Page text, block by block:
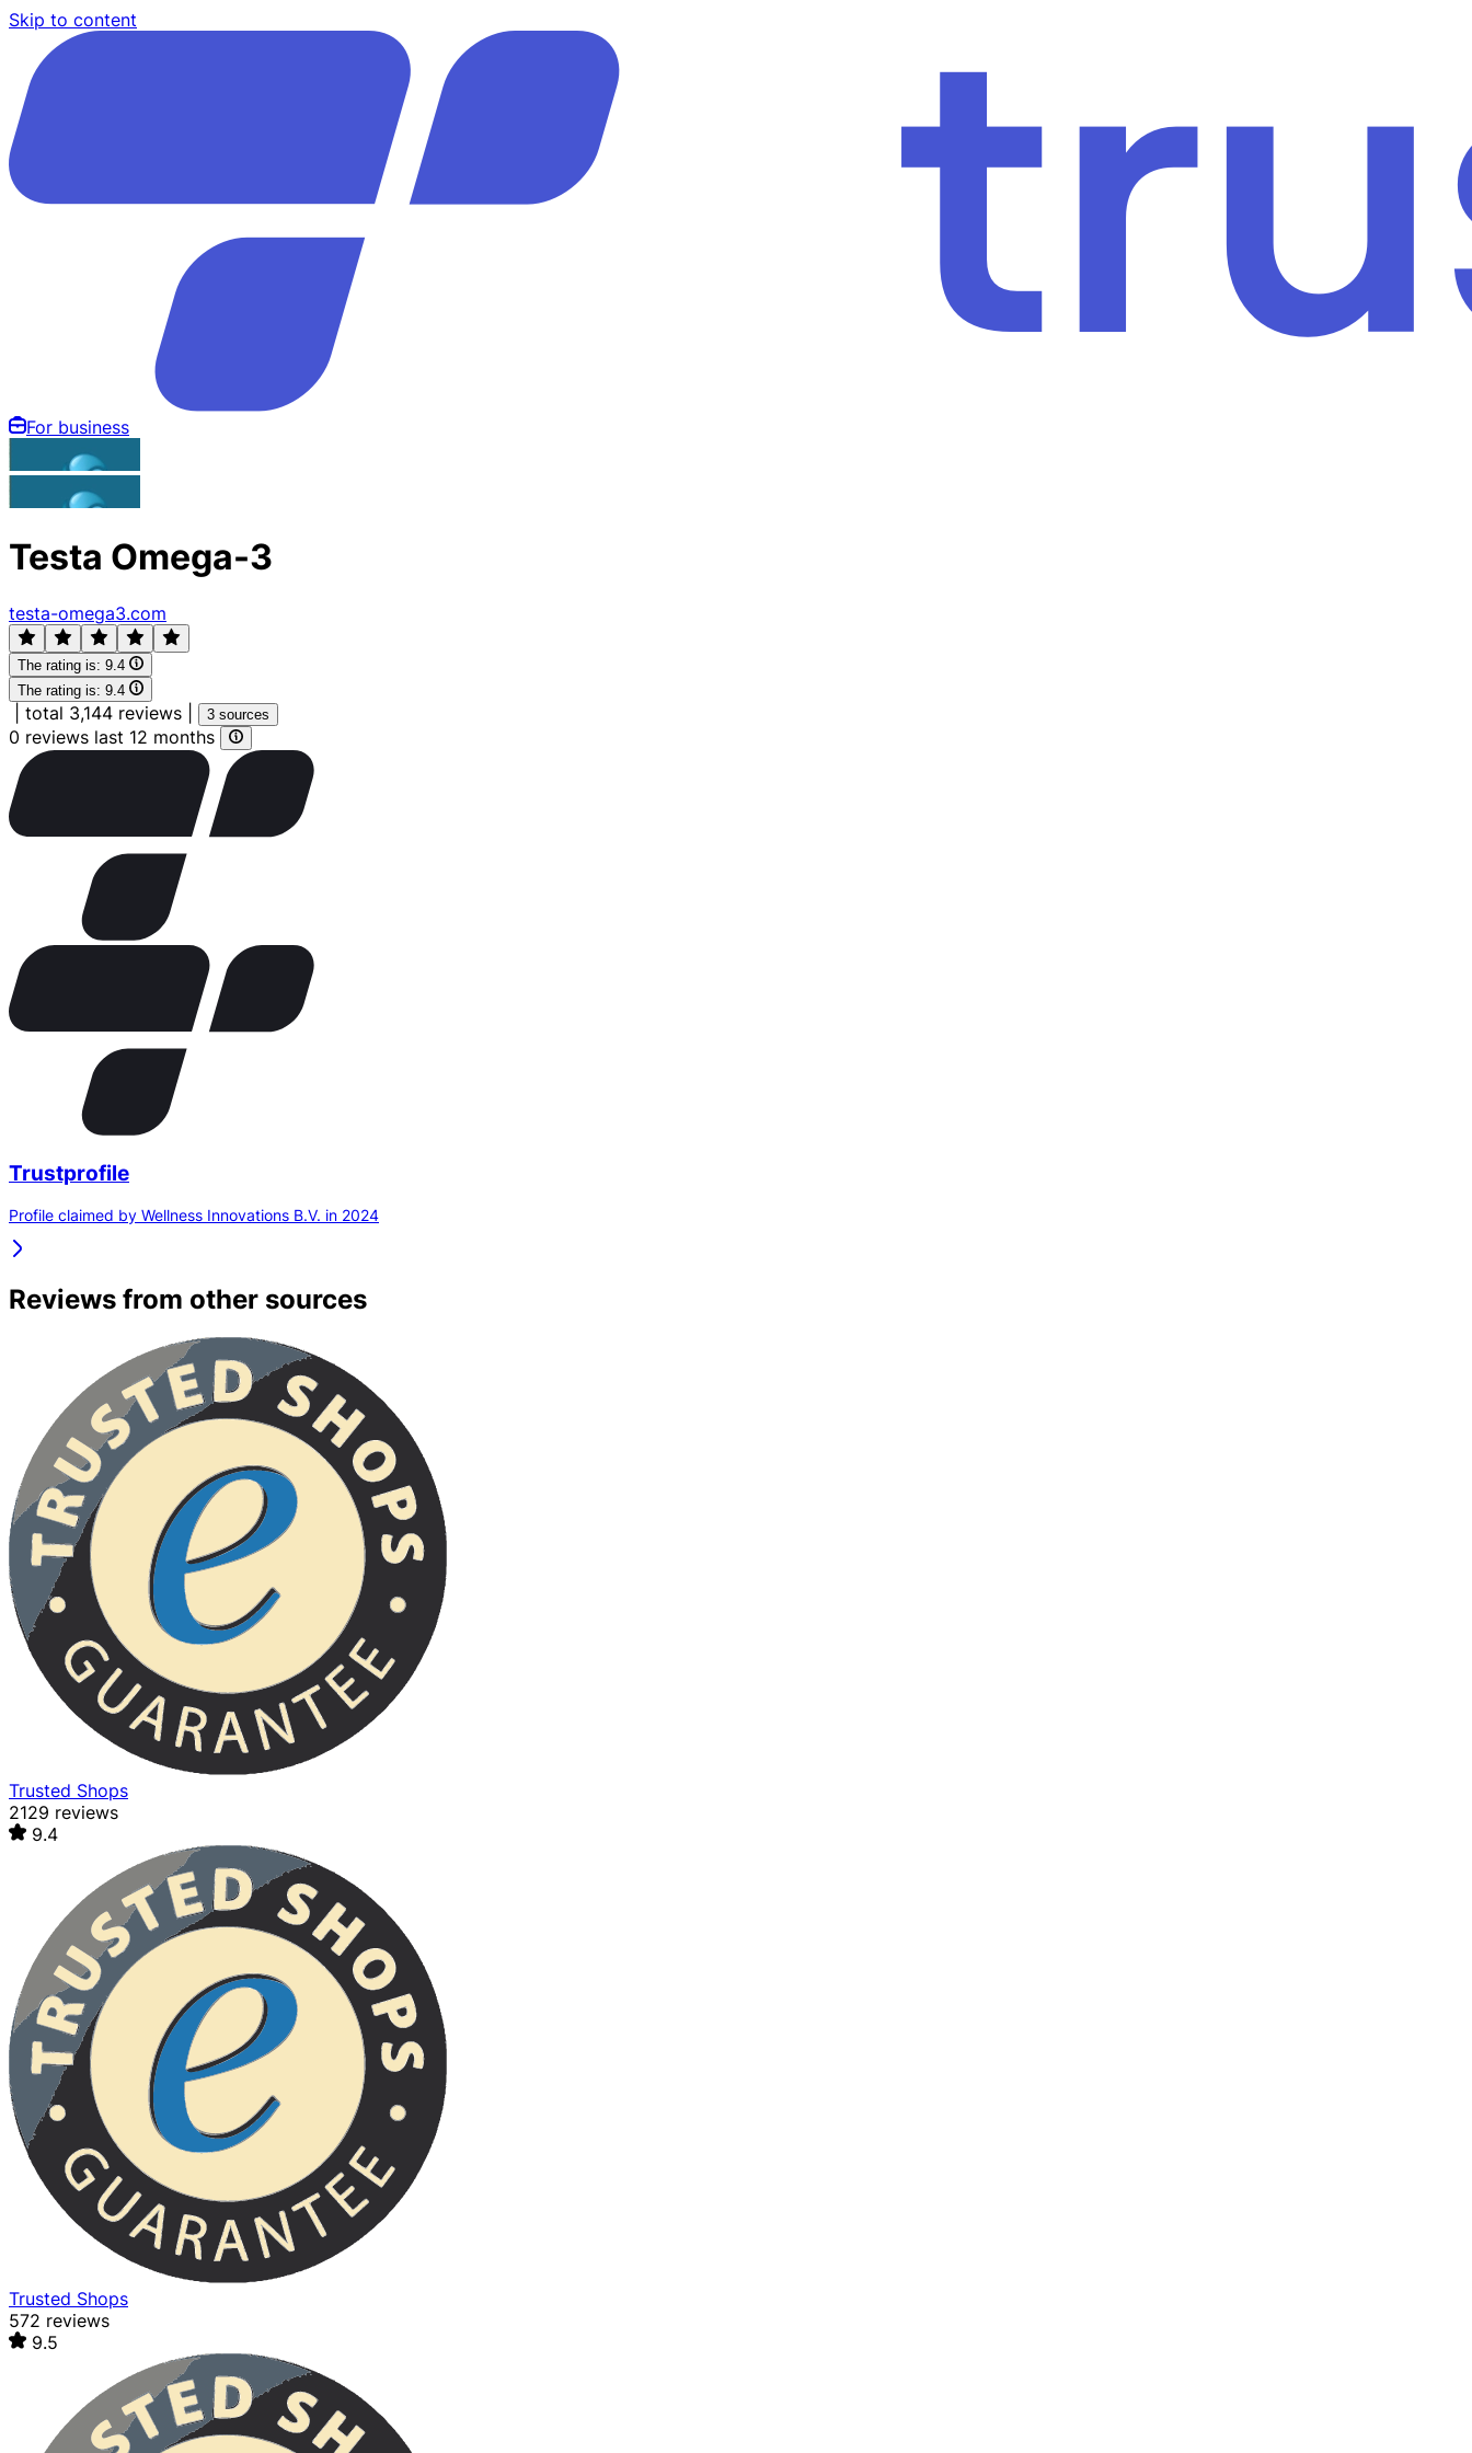
Skip to content
For business
Testa Omega-3
testa-omega3.com
The rating is: 9.4
The rating is: 9.4
total 3,144 reviews 3 sources
0 reviews last 12 months
Trustprofile
Profile claimed by Wellness Innovations B.V. in 2024
Reviews from other sources
Trusted Shops
2129 reviews
9.4
Trusted Shops
572 reviews
9.5